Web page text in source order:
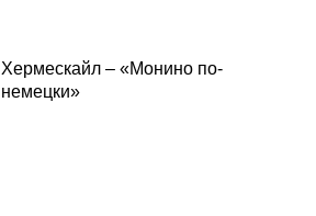
Хермескайл – «Монино по-
немецки»